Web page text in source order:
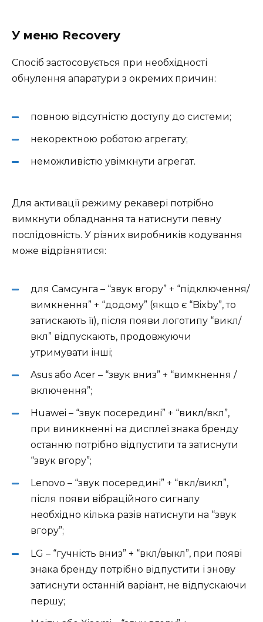
У меню Recovery
Спосіб застосовується при необхідності
обнулення апаратури з окремих причин:
повною відсутністю доступу до системи;
некоректною роботою агрегату;
неможливістю увімкнути агрегат.
Для активації режиму рекавері потрібно
вимкнути обладнання та натиснути певну
послідовність. У різних виробників кодування
може відрізнятися:
для Самсунга – “звук вгору” + “підключення/
вимкнення” + “додому” (якщо є “Bixby”, то
затискають її), після появи логотипу “викл/
вкл” відпускають, продовжуючи
утримувати інші;
Asus або Acer – “звук вниз” + “вимкнення /
включення”;
Huawei – “звук посередині” + “викл/вкл”,
при виникненні на дисплеї знака бренду
останню потрібно відпустити та затиснути
“звук вгору”;
Lenovo – “звук посередині” + “вкл/викл”,
після появи вібраційного сигналу
необхідно кілька разів натиснути на “звук
вгору”;
LG – “гучність вниз” + “вкл/выкл”, при появі
знака бренду потрібно відпустити і знову
затиснути останній варіант, не відпускаючи
першу;